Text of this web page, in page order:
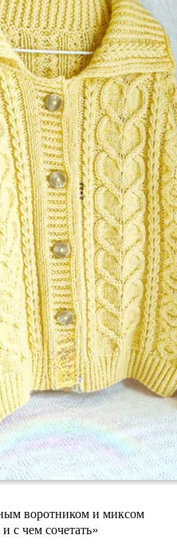
воротником и миксом
с чем сочетать»